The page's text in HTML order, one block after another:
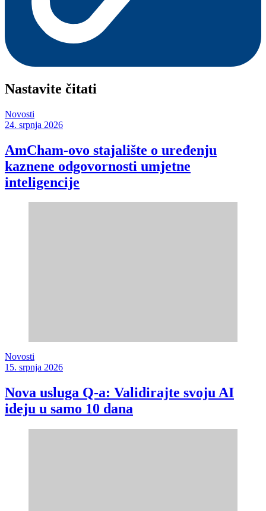
Nastavite čitati
Novosti
24. srpnja 2026
AmCham-ovo stajalište o uređenju
kaznene odgovornosti umjetne
inteligencije
Novosti
15. srpnja 2026
Nova usluga Q-a: Validirajte svoju AI
ideju u samo 10 dana